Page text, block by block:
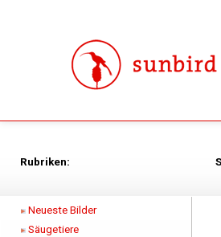
Rubriken:
Neueste Bilder
Säugetiere